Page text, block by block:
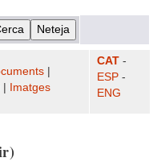
Imatges
CAT -
ESP -
ENG